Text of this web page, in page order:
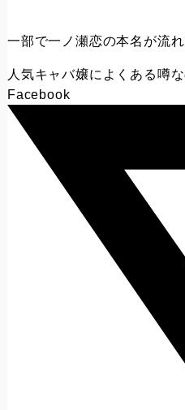
一部で一ノ瀬恋の本名が流
人気キャバ嬢によくある噂
Facebook